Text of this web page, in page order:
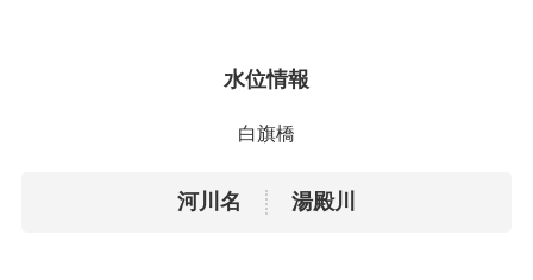
水位情報
白旗橋
河川名 湯殿川